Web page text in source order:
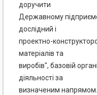
доручити
Державному
дослідний і
проектно-
матеріалів та
виробів", базовій
діяльності за
визначеним напрямом.